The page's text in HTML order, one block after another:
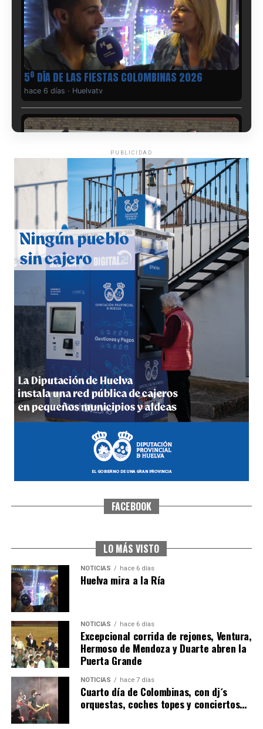
5º DÍA DE LAS FIESTAS COLOMBINAS 2026
hace 6 días · Huelvatv
CUARTA CORRIDA DE LAS FIESTAS COLOMBINAS
2026
hace 7 días·Huelvatv
4º DÍA DE LAS FIESTAS COLOMBINAS 2026
hace 7 días· Huelvatv
SEXTA CORRIDA DE LAS FIESTAS COLOMBINAS
6º DÍA DE LAS FIESTAS COLOMBINAS 2026
hace 5 días Huelvatv
PUBLICIDAD
FACEBOOK
LO MÁS VISTO
NOTICIAS hace 6 días
Huelva mira a la Ría
NOTICIAS hace 6 días
Excepcional corrida de rejones, Ventura,
Hermoso de Mendoza y Duarte abren la
Puerta Grande
NOTICIAS hace 7 días
Cuarto día de Colombinas, con dj´s
orquestas, coches topes y conciertos…